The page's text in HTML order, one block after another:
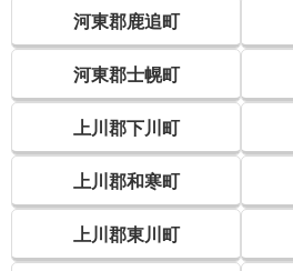
河東郡鹿追町
河東郡士幌町
上川郡下川町
上川郡和寒町
上川郡東川町